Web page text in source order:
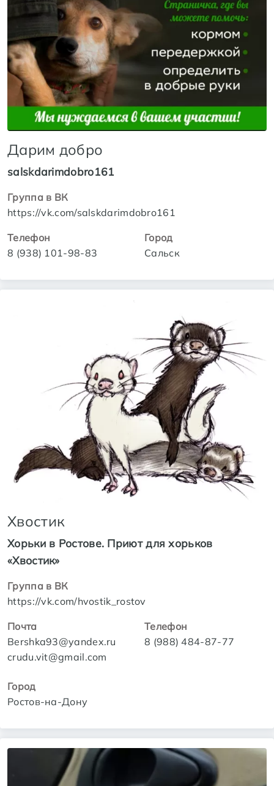
Дарим добро
salskdarimdobro161
Группа в ВК
https://vk.com/salskdarimdobro161
Телефон
8 (938) 101-98-83
Город
Сальск
Хвостик
Хорьки в Ростове. Приют для хорьков
«Хвостик»
Группа в ВК
https://vk.com/hvostik_rostov
Почта
Bershka93@yandex.ru
crudu.vit@gmail.com
Телефон
8 (988) 484-87-77
Город
Ростов-на-Дону